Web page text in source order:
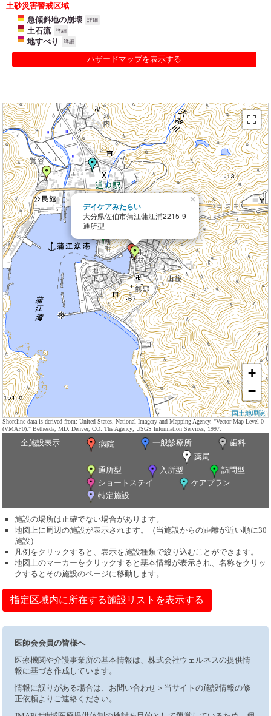
土砂災害警戒区域
急傾斜地の崩壊
詳細
土石流 詳細
地すべり 詳細
ハザードマップを表示する
デイケアみたらい
大分県佐伯市蒲江蒲江浦2215-9
通所型
×
+
−
国土地理院
Shoreline data is derived from: United States. National Imagery and Mapping Agency. "Vector Map Level 0
(VMAP0)." Bethesda, MD: Denver, CO: The Agency; USGS Information Services, 1997.
全施設表示 病院 一般診療所
歯科
薬局
通所型
入所型
訪問型
ショートステイ
ケアプラン
特定施設
施設の場所は正確でない場合があります。
地図上に周辺の施設が表示されます。（当施設からの距離が近い順に30
施設）
凡例をクリックすると、表示を施設種類で絞り込むことができます。
地図上のマーカーをクリックすると基本情報が表示され、名称をクリッ
クするとその施設のページに移動します。
指定区域内に所在する施設リストを表示する
医師会会員の皆様へ
医療機関や介護事業所の基本情報は、株式会社ウェルネスの提供情
報に基づき作成しています。
情報に誤りがある場合は、お問い合わせ＞当サイトの施設情報の修
正依頼よりご連絡ください。